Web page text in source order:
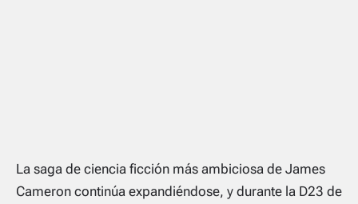
La saga de ciencia ficción más ambiciosa de James
Cameron continúa expandiéndose, y durante la D23 de